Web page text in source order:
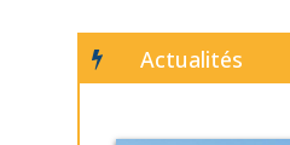
Actualités